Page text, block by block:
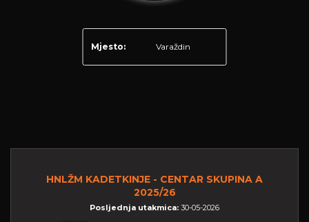
Mjesto: Varaždin
HNLŽM KADETKINJE - CENTAR SKUPINA A
2025/26
Posljednja utakmica: 30-05-2026